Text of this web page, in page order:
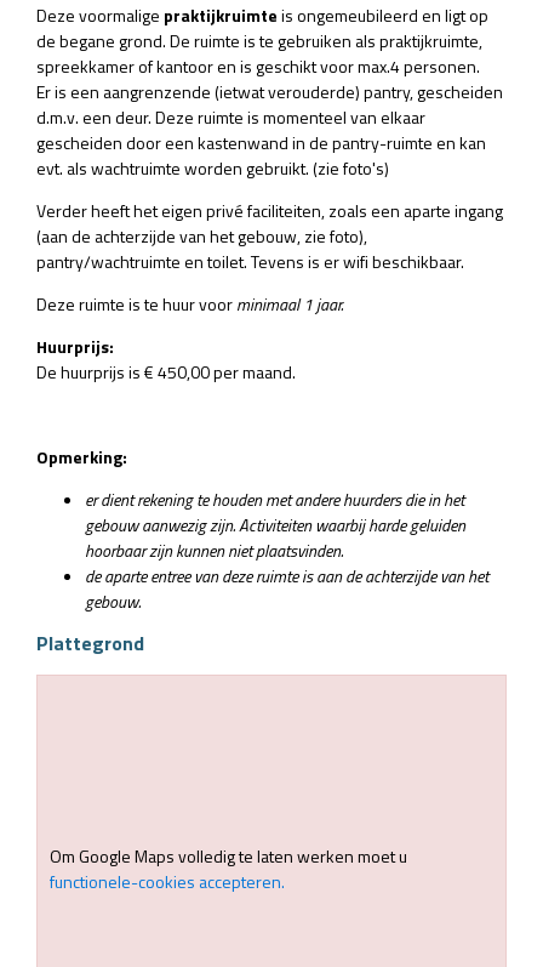
Deze voormalige praktijkruimteis ongemeubileerden ligt op
de begane grond. De ruimte is te gebruiken als praktijkruimte,
spreekkamer of kantoor en is geschikt voor max.4 personen.
Er is een aangrenzende (ietwat verouderde) pantry, gescheiden
d.m.v. een deur. Deze ruimte is momenteel van elkaar
gescheiden door een kastenwand in de pantry-ruimte en kan
evt. als wachtruimte worden gebruikt. (zie foto's)
Verder heeft het eigen privé faciliteiten, zoals een aparte ingang
(aan de achterzijde van het gebouw, zie foto),
pantry/wachtruimte en toilet. Tevens is er wifi beschikbaar.
Deze ruimte is te huur voorminimaal 1 jaar.
Huurprijs:
De huurprijs is € 450,00 per maand.
Opmerking:
er dient rekening te houden metandere huurders die in het
gebouw aanwezig zijn. Activiteiten waarbij harde geluiden
hoorbaar zijn kunnen niet plaatsvinden.
de aparte entree van deze ruimte is aan de achterzijde van het
gebouw.
Plattegrond
Om Google Maps volledig te laten werken moet u
functionele-cookies accepteren.